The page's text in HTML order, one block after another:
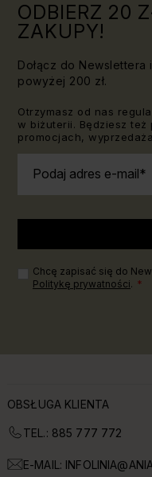
ODBIERZ 20
ZAKUPY!
Dołącz do
powyżej 200 zł.
Otrzymasz od nas
w biżuterii. Będziesz też
promocjach,
Podaj adres e-mail
Chcę zapisać się do
Politykę prywatności.
OBSŁUGA KLIENTA
TEL.: 885 777 772
E-MAIL: